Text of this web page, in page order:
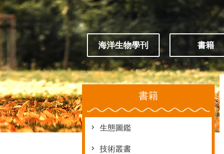
海洋生物學刊 書籍
:::
書籍
生態圖鑑
技術叢書